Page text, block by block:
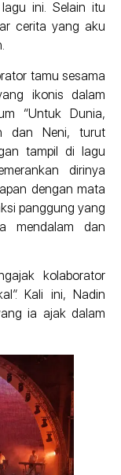
ini. Selain itu
cerita yang aku
tamu sesama
ikonis dalam
“Untuk Dunia,
dan Neni, turut
tampil di lagu
dirinya
dengan mata
panggung yang
mendalam dan
kolaborator
Kali ini, Nadin
ia ajak dalam